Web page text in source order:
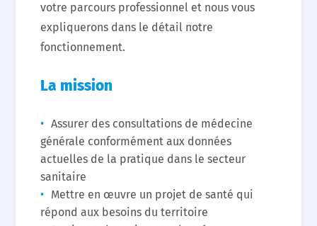
votre parcours professionnel et nous vous
expliquerons dans le détail notre
fonctionnement.
La mission
Assurer des consultations de médecine
générale conformément aux données
actuelles de la pratique dans le secteur
sanitaire
Mettre en œuvre un projet de santé qui
répond aux besoins du territoire